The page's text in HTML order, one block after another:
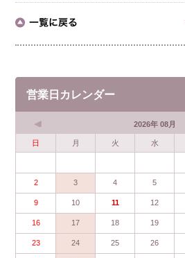
営業日カレンダー
2026年 08月
日 月 火 水
2 3 4 5
9 10 11 12
16 17 18 19
23 24 25 26